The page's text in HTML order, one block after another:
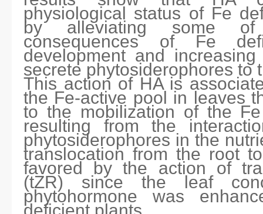
physiological status of Fe
by alleviating some of
consequences of Fe
development and
secrete phytosiderophores to
This action of HA is
the Fe-active pool in leaves
to the mobilization of the
resulting from the
phytosiderophores in the
translocation from the root
favored by the action of
(tZR) since the leaf
phytohormone was